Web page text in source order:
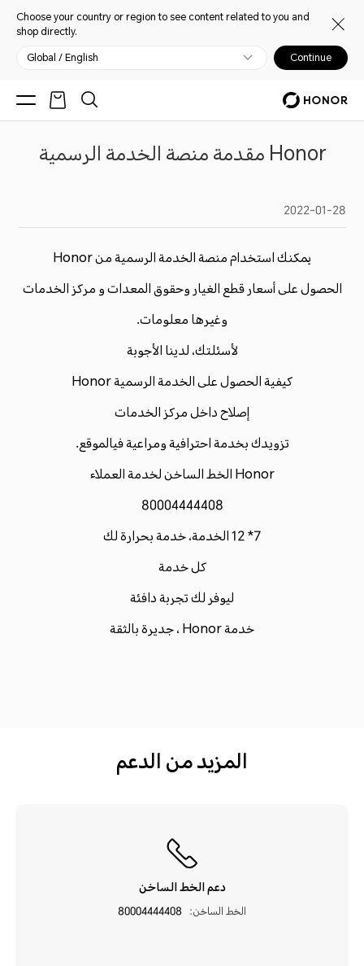
Choose your country or region to see content related to you and
shop directly.
Global / English Continue
Honor مقدمة منصة الخدمة الرسمية
2022-01-28
يمكنك استخدام منصة الخدمة الرسمية من Honor
الحصول على أسعار قطع الغيار وحقوق المعدات و مركز الخدمات
وغيرها معلومات.
لأسئلتك، لدينا الأجوبة
كيفية الحصول على الخدمة الرسمية Honor
إصلاح داخل مركز الخدمات
تزويدك بخدمة احترافية ومراعية فيالموقع.
Honor الخط الساخن لخدمة العملاء
80004444408
7* 12 الخدمة، خدمة بحرارة لك
كل خدمة
ليوفر لك تجربة دافئة
خدمة Honor ، جديرة بالثقة
المزيد من الدعم
دعم الخط الساخن
الخط الساخن: 80004444408